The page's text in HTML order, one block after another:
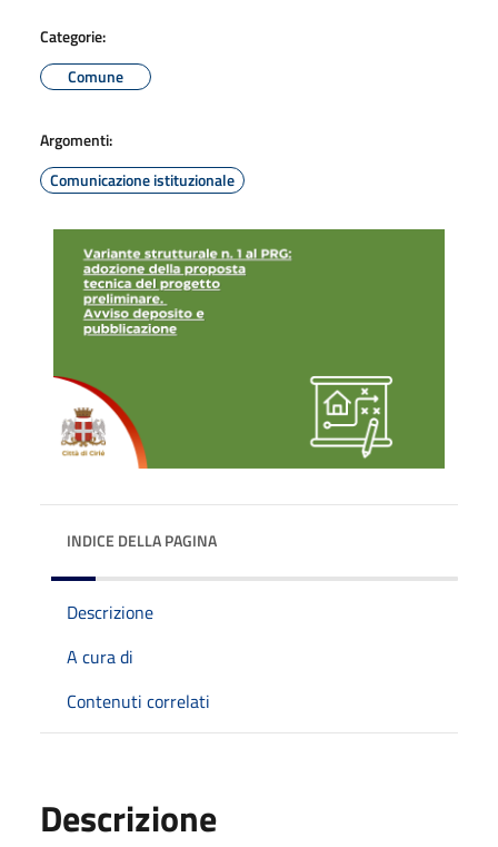
Categorie:
Comune
Argomenti:
Comunicazione istituzionale
INDICE DELLA PAGINA
Descrizione
A cura di
Contenuti correlati
Descrizione